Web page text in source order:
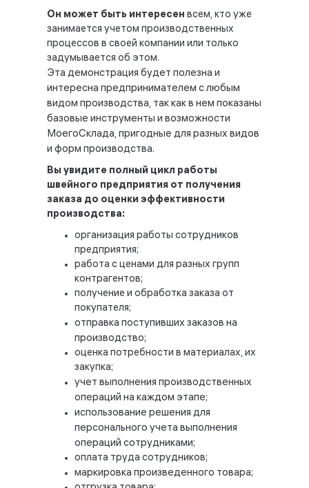
Он может быть интересен всем, кто уже
занимается учетом производственных
процессов в своей компании или только
задумывается об этом.
Эта демонстрация будет полезна и
интересна предпринимателем с любым
видом производства, так как в нем показаны
базовые инструменты и возможности
МоегоСклада, пригодные для разных видов
и форм производства.
Вы увидите полный цикл работы
швейного предприятия от получения
заказа до оценки эффективности
производства:
организация работы сотрудников
предприятия;
работа с ценами для разных групп
контрагентов;
получение и обработка заказа от
покупателя;
отправка поступивших заказов на
производство;
оценка потребности в материалах, их
закупка;
учет выполнения производственных
операций на каждом этапе;
использование решения для
персонального учета выполнения
операций сотрудниками;
оплата труда сотрудников;
маркировка произведенного товара;